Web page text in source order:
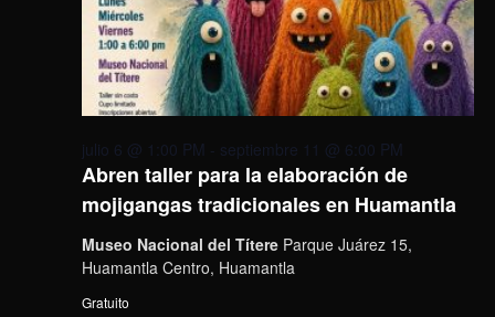
Abren taller para la elaboración de
mojigangas tradicionales en Huamantla
julio 6 @ 1:00 PM - septiembre 11 @ 6:00 PM
Museo Nacional del Títere Parque Juárez 15,
Huamantla Centro, Huamantla
Gratuito